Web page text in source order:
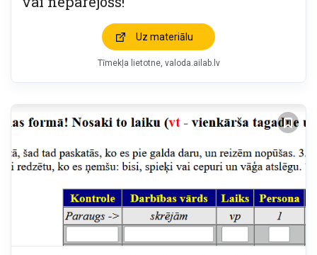
Uz materiālu
Tīmekļa lietotne valoda.ailab.lv